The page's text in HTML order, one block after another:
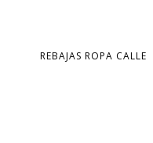
REBAJAS ROPA CALLE